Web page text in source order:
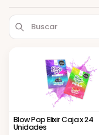
Blow Pop Elixir Caja x 24
Unidades